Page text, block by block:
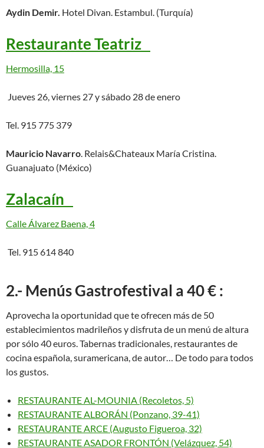
Aydin Demir. Hotel Divan. Estambul. (Turquía)
Restaurante Teatriz
Hermosilla, 15
Jueves 26, viernes 27 y sábado 28 de enero
Tel. 915 775 379
Mauricio Navarro. Relais&Chateaux María Cristina.
Guanajuato (México)
Zalacaín
Calle Álvarez Baena, 4
Tel. 915 614 840
2.- Menús Gastrofestival a 40 € :
Aprovecha la oportunidad que te ofrecen más de 50
establecimientos madrileños y disfruta de un menú de altura
por sólo 40 euros. Tabernas tradicionales, restaurantes de
cocina española, suramericana, de autor… De todo para todos
los gustos.
RESTAURANTE AL-MOUNIA (Recoletos, 5)
RESTAURANTE ALBORÁN (Ponzano, 39-41)
RESTAURANTE ARCE (Augusto Figueroa, 32)
RESTAURANTE ASADOR FRONTÓN (Velázquez, 54)